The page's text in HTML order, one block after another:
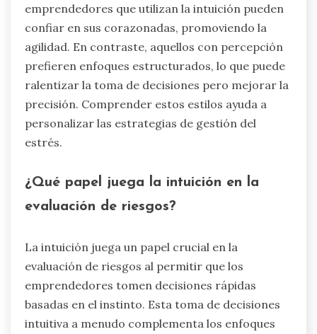
emprendedores que utilizan la intuición pueden
confiar en sus corazonadas, promoviendo la
agilidad. En contraste, aquellos con percepción
prefieren enfoques estructurados, lo que puede
ralentizar la toma de decisiones pero mejorar la
precisión. Comprender estos estilos ayuda a
personalizar las estrategias de gestión del
estrés.
¿Qué papel juega la intuición en la
evaluación de riesgos?
La intuición juega un papel crucial en la
evaluación de riesgos al permitir que los
emprendedores tomen decisiones rápidas
basadas en el instinto. Esta toma de decisiones
intuitiva a menudo complementa los enfoques